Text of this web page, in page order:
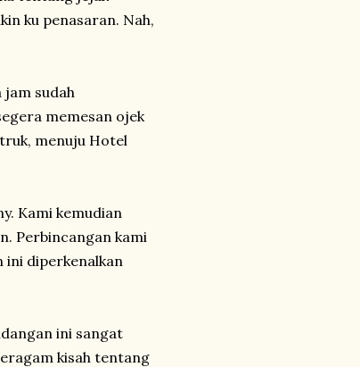
ku penasaran. Nah,
jam sudah
memesan ojek
menuju Hotel
Kami kemudian
Perbincangan kami
ini diperkenalkan
ini sangat
kisah tentang